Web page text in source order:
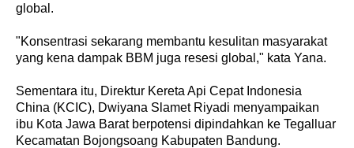
global.
"Konsentrasi sekarang membantu kesulitan masyarakat
yang kena dampak BBM juga resesi global," kata Yana.
Sementara itu, Direktur Kereta Api Cepat Indonesia
China (KCIC), Dwiyana Slamet Riyadi menyampaikan
ibu Kota Jawa Barat berpotensi dipindahkan ke Tegalluar
Kecamatan Bojongsoang Kabupaten Bandung.